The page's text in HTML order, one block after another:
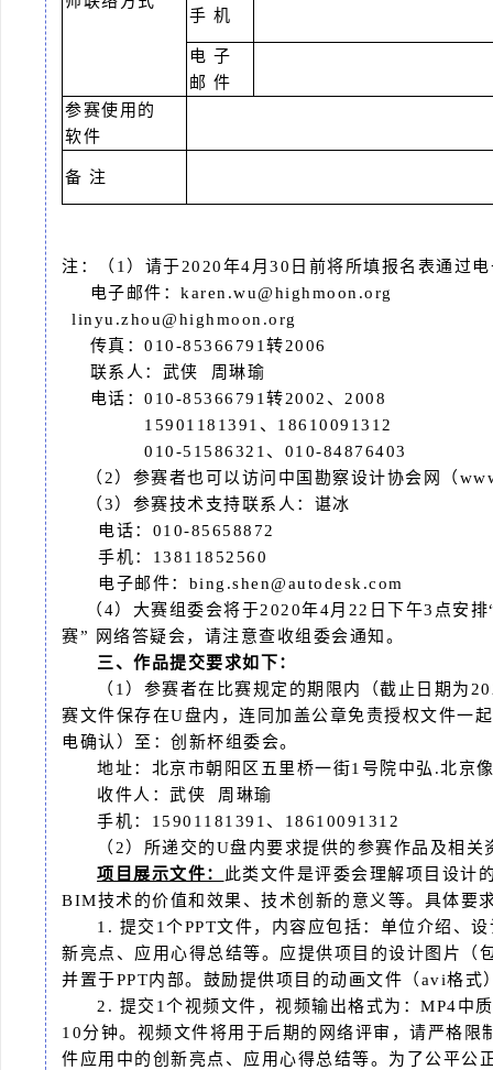
手 机
电 子
邮 件
参赛使用的
软件
备 注
注：（1） 请于2020年4月30日前将所填报名表通过
电子邮件：karen.wu@highmoon.org
linyu.zhou@highmoon.org
传真：010-85366791转2006
联系人：武侠 周琳瑜
电话：010-85366791转2002、2008
15901181391、18610091312
010-51586321、010-84876403
（2）参赛者也可以访问中国勘察设计协会网（
（3）参赛技术支持联系人：谌冰
电话：010-85658872
手机：13811852560
电子邮件： bing.shen@autodesk.com
（4）大赛组委会将于2020年4月22日下午3点安排
赛” 网络答疑会，请注意查收组委会通知。
三、作品提交要求如下：
（1）参赛者在比赛规定的期限内（截止日期为
赛文件保存在U盘内，连同加盖公章免责授权文件一
电确认）至：创新杯组委会。
地址：北京市朝阳区五里桥一街1号院中弘.北京
收件人：武侠 周琳瑜
手机：15901181391、18610091312
（2）所递交的U盘内要求提供的参赛作品及相关
项目展示文件： 此类文件是评委会理解项目设计
BIM技术的价值和效果、技术创新的意义等。具体要
1. 提交1个PPT文件，内容应包括：单位介绍、
新亮点、应用心得总结等。应提供项目的设计图片（
并置于PPT内部。鼓励提供项目的动画文件（avi格
2. 提交1个视频文件，视频输出格式为：MP4中
10分钟。视频文件将用于后期的网络评审，请严格
件应用中的创新亮点、应用心得总结等。为了公平公